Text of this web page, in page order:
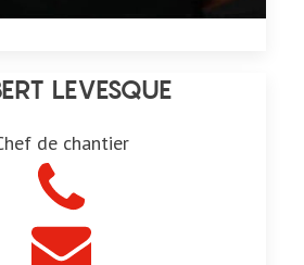
LEVESQUE
de chantier